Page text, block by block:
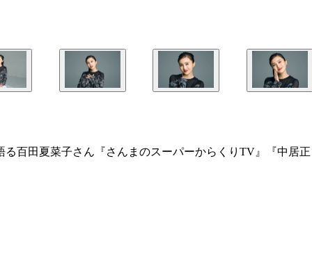
百田夏菜子さん『さんまのスーパーからくりTV』『中居正